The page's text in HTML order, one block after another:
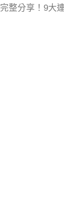
整分享！9大